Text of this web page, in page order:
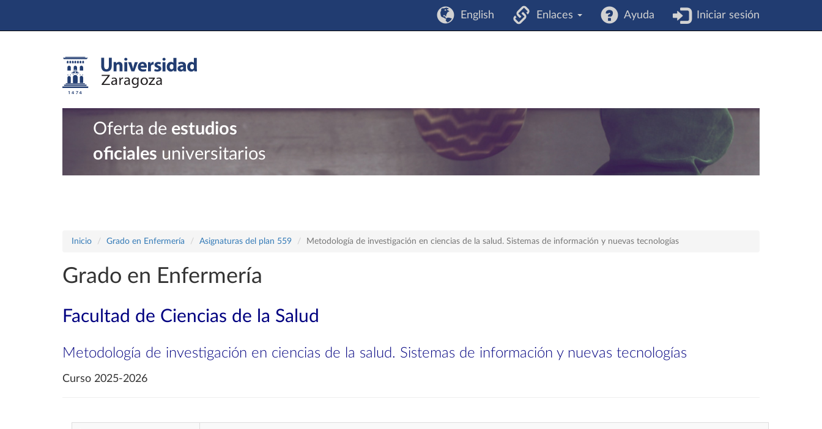
English Enlaces Ayuda Iniciar sesión
Oferta de estudios
oficiales universitarios
Inicio Grado en Enfermería Asignaturas del plan 559 Metodología de investigación en ciencias de la salud. Sistemas de información y nuevas tecnologías
Grado en Enfermería
Facultad de Ciencias de la Salud
Metodología de investigación en ciencias de la salud. Sistemas de información y nuevas tecnologías
Curso 2025-2026